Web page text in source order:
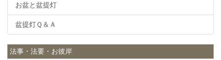
お盆と盆提灯
盆提灯Ｑ＆Ａ
法事・法要・お彼岸